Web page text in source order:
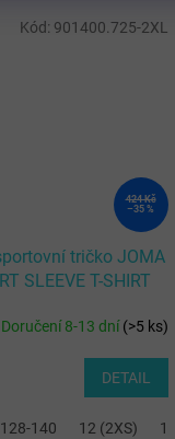
424 Kč
–35 %
tričko JOMA
SLEEVE T-SHIRT
8-13 dní(>5 ks)
DETAIL
128-140 12 (2XS)
Kód: 901400.725-2XL